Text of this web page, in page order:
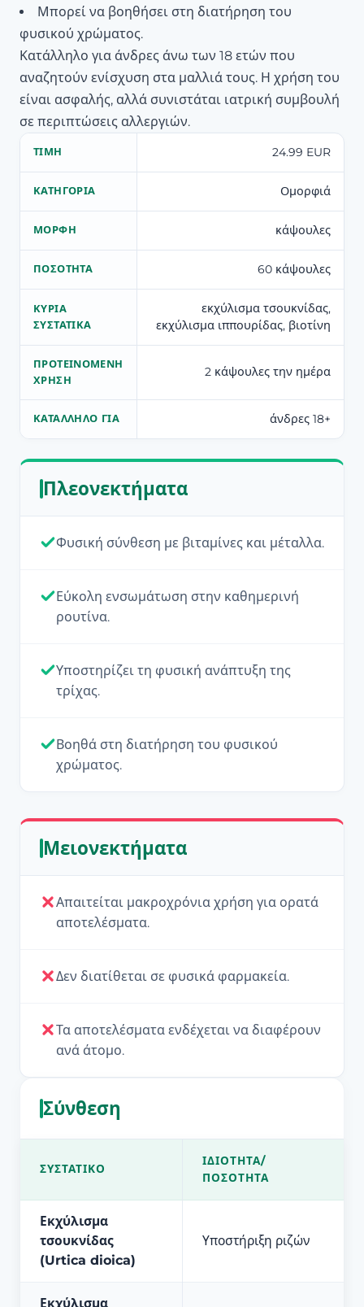
Μπορεί να βοηθήσει στη διατήρηση του
φυσικού χρώματος.
Κατάλληλο για άνδρες άνω των 18 ετών που
αναζητούν ενίσχυση στα μαλλιά τους. Η χρήση του
είναι ασφαλής, αλλά συνιστάται ιατρική συμβουλή
σε περιπτώσεις αλλεργιών.
ΤΙΜΉ 24.99 EUR
ΚΑΤΗΓΟΡΊΑ Ομορφιά
ΜΟΡΦΉ κάψουλες
ΠΟΣΌΤΗΤΑ 60 κάψουλες
ΚΎΡΙΑ
ΣΥΣΤΑΤΙΚΆ
εκχύλισμα τσουκνίδας,
εκχύλισμα ιππουρίδας, βιοτίνη
ΠΡΟΤΕΙΝΌΜΕΝΗ
ΧΡΉΣΗ
2 κάψουλες την ημέρα
ΚΑΤΆΛΛΗΛΟ ΓΙΑ άνδρες 18+
Πλεονεκτήματα
Φυσική σύνθεση με βιταμίνες και μέταλλα.
Εύκολη ενσωμάτωση στην καθημερινή
ρουτίνα.
Υποστηρίζει τη φυσική ανάπτυξη της
τρίχας.
Βοηθά στη διατήρηση του φυσικού
χρώματος.
Μειονεκτήματα
Απαιτείται μακροχρόνια χρήση για ορατά
αποτελέσματα.
Δεν διατίθεται σε φυσικά φαρμακεία.
Τα αποτελέσματα ενδέχεται να διαφέρουν
ανά άτομο.
Σύνθεση
ΣΥΣΤΑΤΙΚΌ
ΙΔΙΌΤΗΤΑ/
ΠΟΣΌΤΗΤΑ
Εκχύλισμα
τσουκνίδας
(Urtica dioica)
Υποστήριξη ριζών
Εκχύλισμα